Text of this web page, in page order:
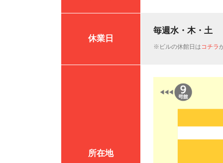
休業日
毎週水・木・土
※ビルの休館日はコチラ
所在地